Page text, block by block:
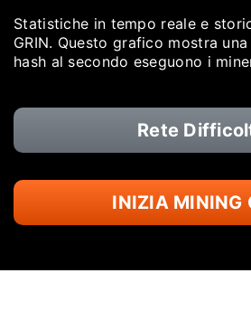
Statistiche in tempo reale e
GRIN. Questo grafico mostra
hash al secondo eseguono i
Rete
INIZIA MINING